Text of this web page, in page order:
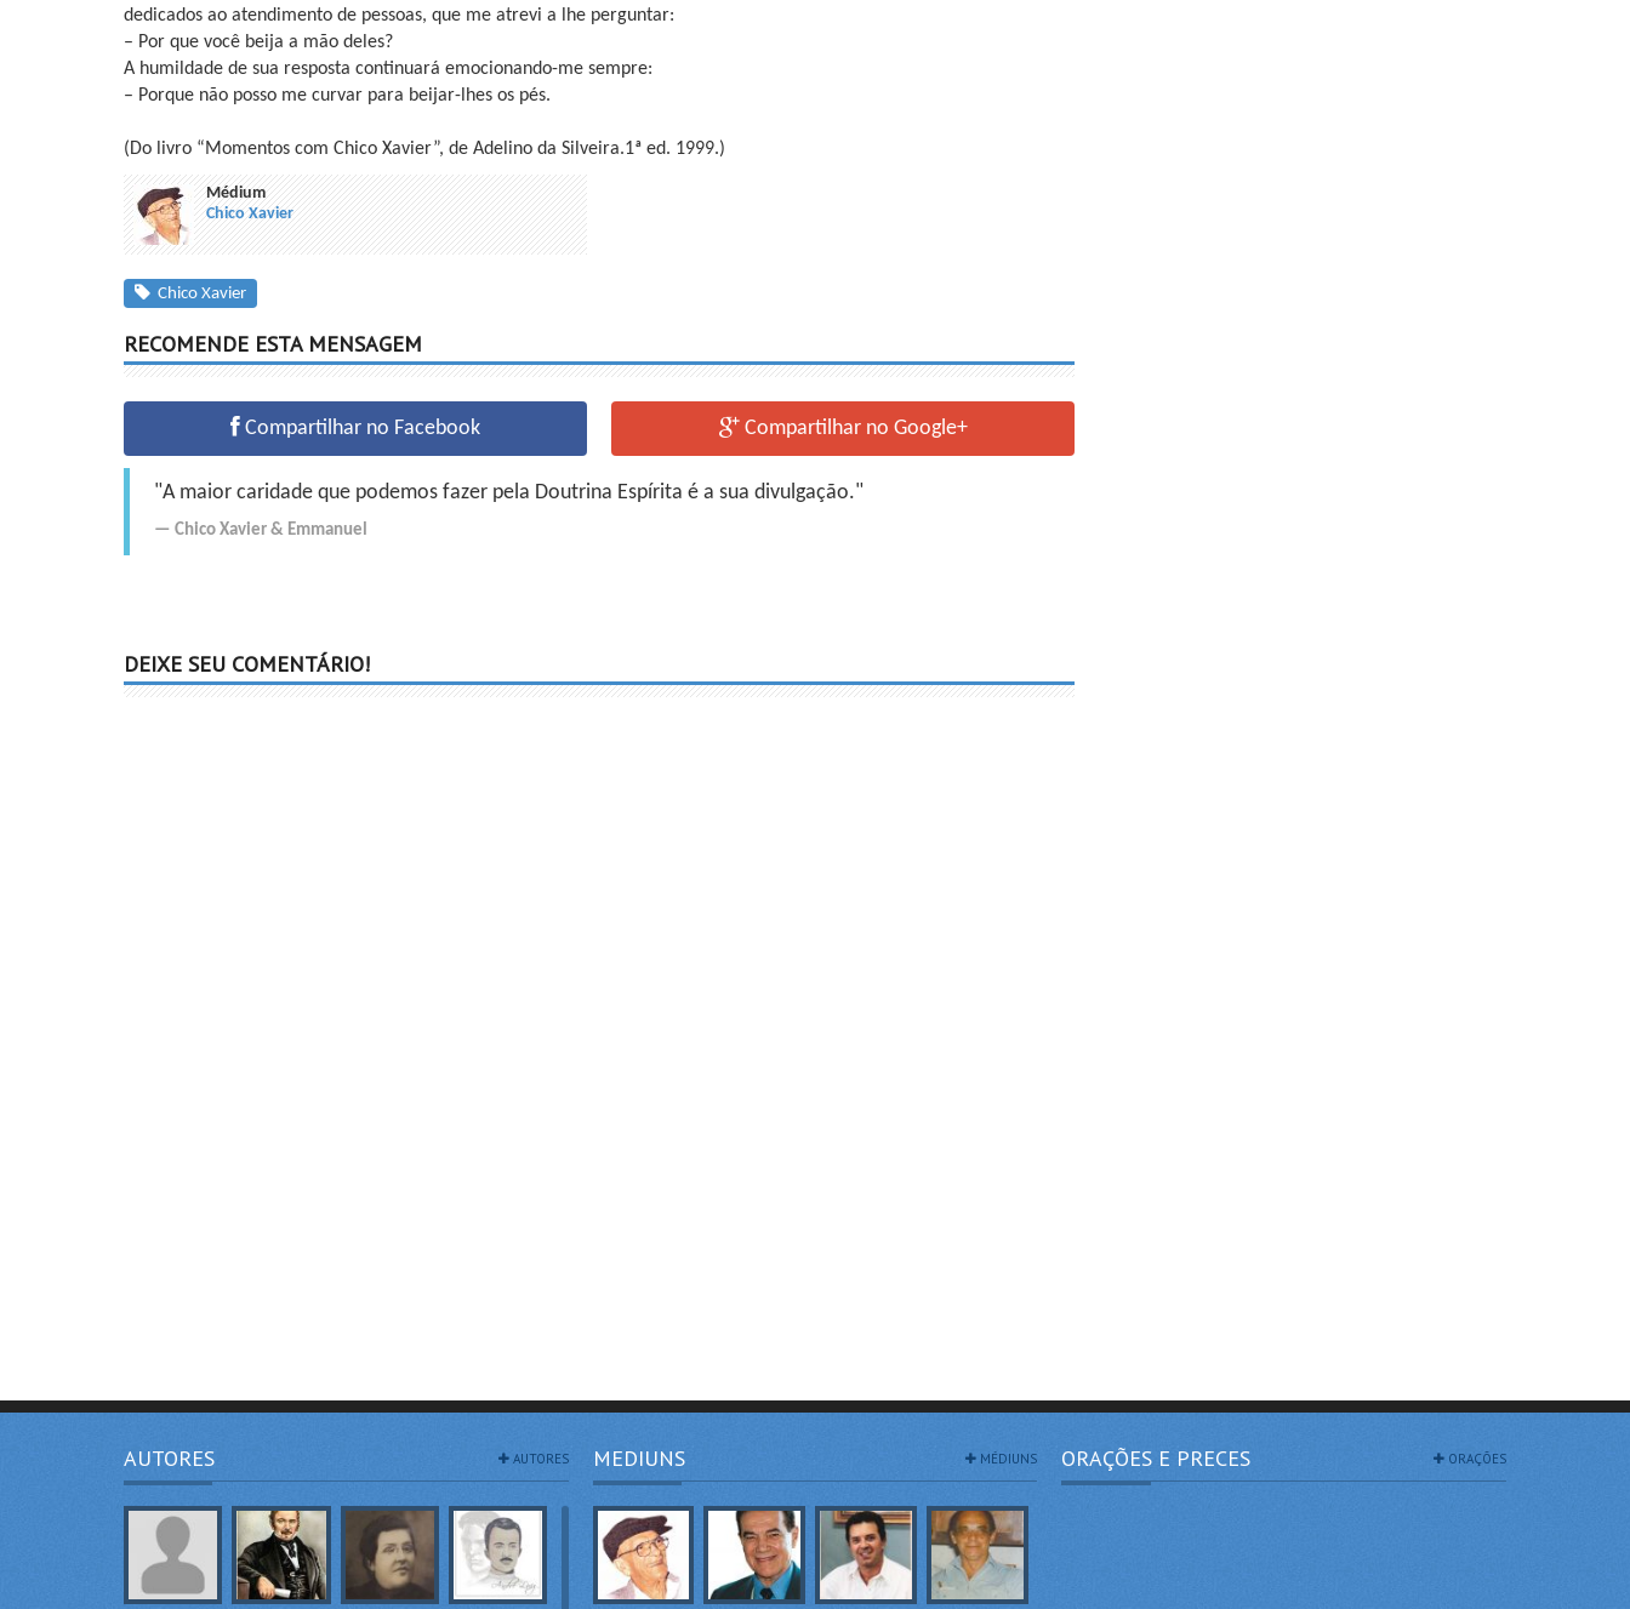
dedicados ao atendimento de pessoas, que me atrevi a lhe perguntar:
– Por que você beija a mão deles?
A humildade de sua resposta continuará emocionando-me sempre:
– Porque não posso me curvar para beijar-lhes os pés.
(Do livro “Momentos com Chico Xavier”, de Adelino da Silveira.1ª ed. 1999.)
Médium
Chico Xavier
Chico Xavier
RECOMENDE ESTA MENSAGEM
Compartilhar no Facebook Compartilhar no Google+
"A maior caridade que podemos fazer pela Doutrina Espírita é a sua divulgação."
Chico Xavier & Emmanuel
DEIXE SEU COMENTÁRIO!
AUTORES AUTORES MEDIUNS MÉDIUNS ORAÇÕES E PRECES ORAÇÕES